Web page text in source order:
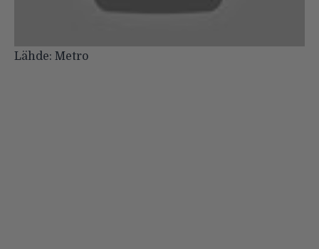
Lähde: Metro